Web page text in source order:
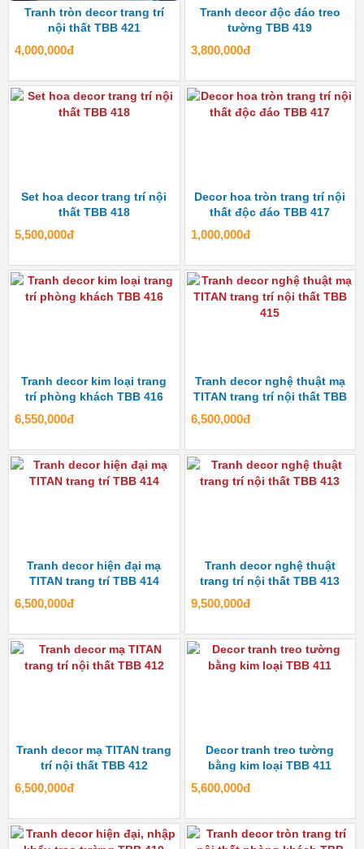
Tranh tròn decor trang trí
nội thất TBB 421
4,000,000đ
Tranh decor độc đáo treo
tường TBB 419
3,800,000đ
Set hoa decor trang trí nội
thất TBB 418
5,500,000đ
Decor hoa tròn trang trí nội
thất độc đáo TBB 417
1,000,000đ
Tranh decor kim loại trang
trí phòng khách TBB 416
6,550,000đ
Tranh decor nghệ thuật mạ
TITAN trang trí nội thất TBB
6,500,000đ
Tranh decor hiện đại mạ
TITAN trang trí TBB 414
6,500,000đ
Tranh decor nghệ thuật
trang trí nội thất TBB 413
9,500,000đ
Tranh decor mạ TITAN trang
trí nội thất TBB 412
6,500,000đ
Decor tranh treo tường
bằng kim loại TBB 411
5,600,000đ